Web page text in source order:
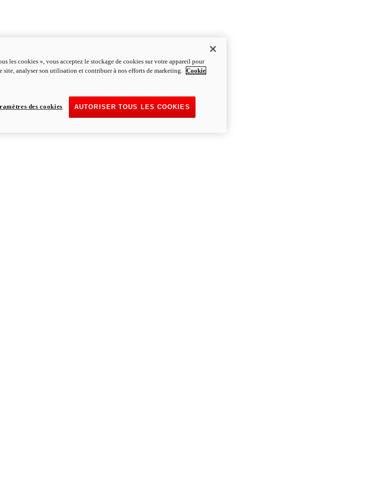
les cookies », vous acceptez le stockage de cookies sur votre appareil pour
site, analyser son utilisation et contribuer à nos efforts de marketing. Cookie
AUTORISER TOUS LES COOKIES
des cookies